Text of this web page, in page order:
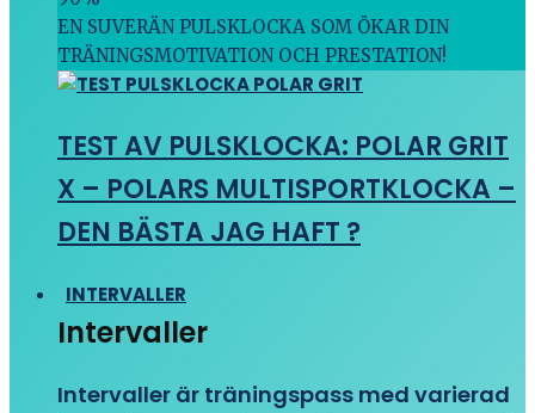
EN SUVERÄN PULSKLOCKA SOM ÖKAR DIN
TRÄNINGSMOTIVATION OCH PRESTATION!
TEST AV PULSKLOCKA: POLAR GRIT
X – POLARS MULTISPORTKLOCKA –
DEN BÄSTA JAG HAFT ?
INTERVALLER
Intervaller
Intervaller är träningspass med varierad